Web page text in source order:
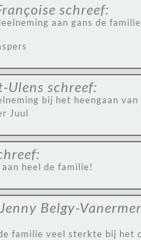
schreef:
aan gans de familie
Ulens schreef:
bij het heengaan
Juul
heel de familie!
Belgy-
familie veel sterkte bij het